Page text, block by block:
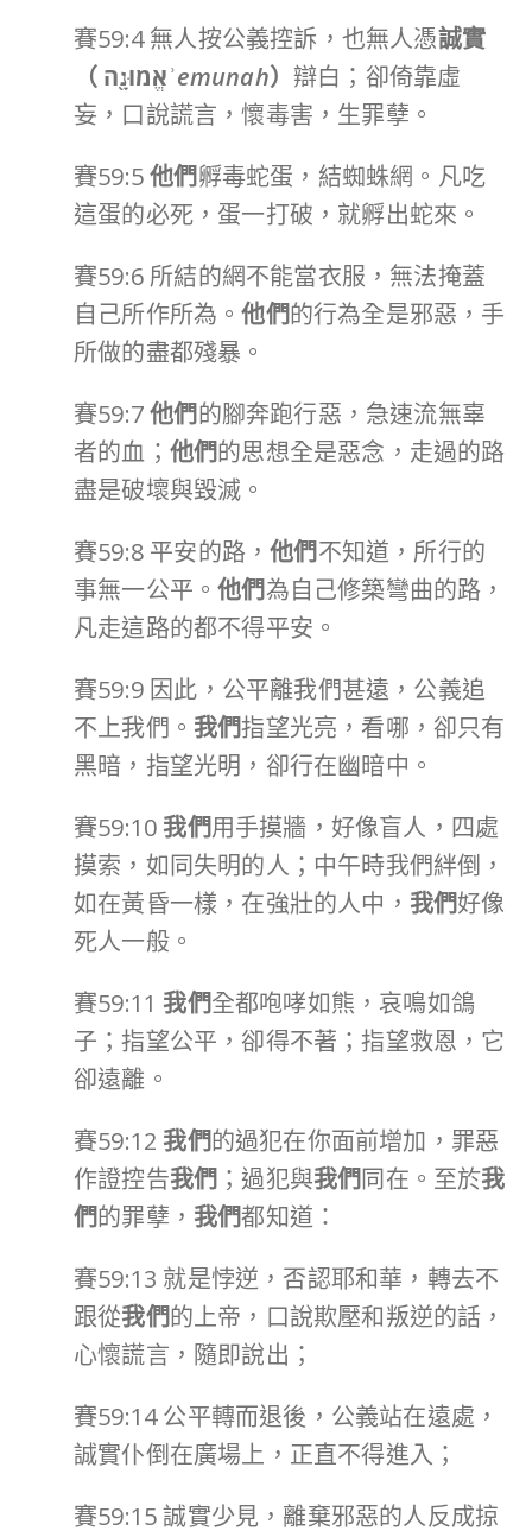
賽59:4 無人按公義控訴，也無人憑誠實
（ אֱמוּנָ֖הʾemunah）辯白；卻倚靠虛
妄，口說謊言，懷毒害，生罪孽。
賽59:5他們孵毒蛇蛋，結蜘蛛網。凡吃
這蛋的必死，蛋一打破，就孵出蛇來。
賽59:6 所結的網不能當衣服，無法掩蓋
自己所作所為。他們的行為全是邪惡，手
所做的盡都殘暴。
賽59:7他們的腳奔跑行惡，急速流無辜
者的血； 他們的思想全是惡念，走過的路
盡是破壞與毀滅。
賽59:8 平安的路，他們不知道，所行的
事無一公平。他們為自己修築彎曲的路，
凡走這路的都不得平安。
賽59:9 因此，公平離我們甚遠，公義追
不上我們。 我們指望光亮，看哪，卻只有
黑暗，指望光明，卻行在幽暗中。
賽59:10 我們用手摸牆，好像盲人，四處
摸索，如同失明的人；中午時我們絆倒，
如在黃昏一樣，在強壯的人中， 我們好像
死人一般。
賽59:11 我們全都咆哮如熊，哀鳴如鴿
子；指望公平，卻得不著；指望救恩，它
卻遠離。
賽59:12 我們的過犯在你面前增加，罪惡
作證控告我們 ；過犯與我們同在。至於我
們的罪孽， 我們都知道：
賽59:13 就是悖逆，否認耶和華，轉去不
跟從我們的上帝，口說欺壓和叛逆的話，
心懷謊言，隨即說出；
賽59:14 公平轉而退後，公義站在遠處，
誠實仆倒在廣場上，正直不得進入；
賽59:15 誠實少見，離棄邪惡的人反成掠